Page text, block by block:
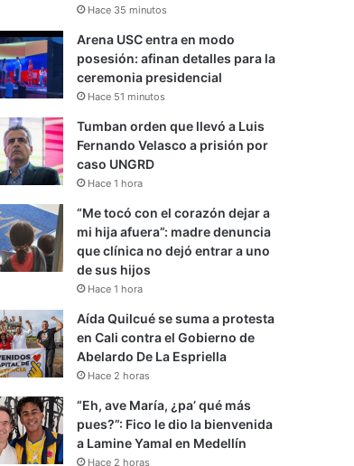
Hace 35 minutos
Arena USC entra en modo
posesión: afinan detalles para la
ceremonia presidencial
Hace 51 minutos
Tumban orden que llevó a Luis
Fernando Velasco a prisión por
caso UNGRD
Hace 1 hora
“Me tocó con el corazón dejar a
mi hija afuera”: madre denuncia
que clínica no dejó entrar a uno
de sus hijos
Hace 1 hora
Aída Quilcué se suma a protesta
en Cali contra el Gobierno de
Abelardo De La Espriella
Hace 2 horas
“Eh, ave María, ¿pa’ qué más
pues?”: Fico le dio la bienvenida
a Lamine Yamal en Medellín
Hace 2 horas